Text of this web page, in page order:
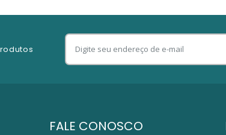
FALE CONOSCO